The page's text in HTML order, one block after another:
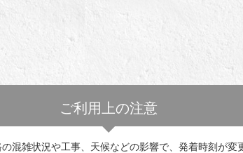
ご利用上の注意
の混雑状況や工事、天候などの影響で、発着時刻が変